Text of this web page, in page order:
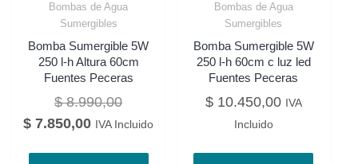
Bombas de Agua
Sumergibles
Bomba Sumergible 5W
250 l-h Altura 60cm
Fuentes Peceras
$8.990,00
$ 7.850,00 IVA Incluido
Bombas de Agua
Sumergibles
Bomba Sumergible 5W
250 l-h 60cm c luz led
Fuentes Peceras
$10.450,00 IVA
Incluido